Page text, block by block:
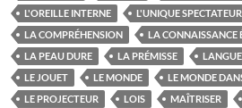
L'OREILLE INTERNE
L'UNIQUE SPECTATEUR
LA COMPRÉHENSION
LA CONNAISSANCE
LA PEAU DURE
LA PRÉMISSE LANGUE
LE JOUET
LE MONDE
LE MONDE
LE PROJECTEUR
LOIS MAÎTRISER